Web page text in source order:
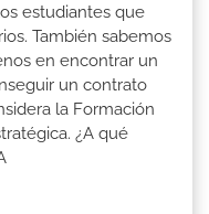
estudiantes que
También sabemos
en encontrar un
un contrato
la Formación
¿A qué